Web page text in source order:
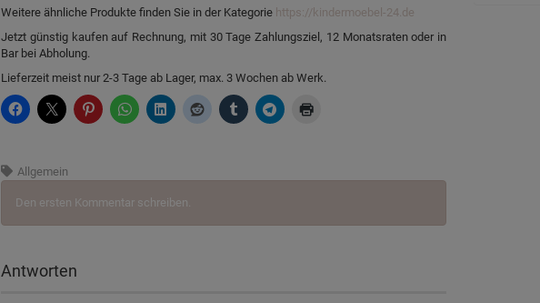
Weitere ähnliche Produkte finden Sie in der Kategorie https://kindermoebel-24.de
Jetzt günstig kaufen auf Rechnung, mit 30 Tage Zahlungsziel, 12 Monatsraten oder in
Bar bei Abholung.
Lieferzeit meist nur 2-3 Tage ab Lager, max. 3 Wochen ab Werk.
Allgemein
Den ersten Kommentar schreiben.
Antworten